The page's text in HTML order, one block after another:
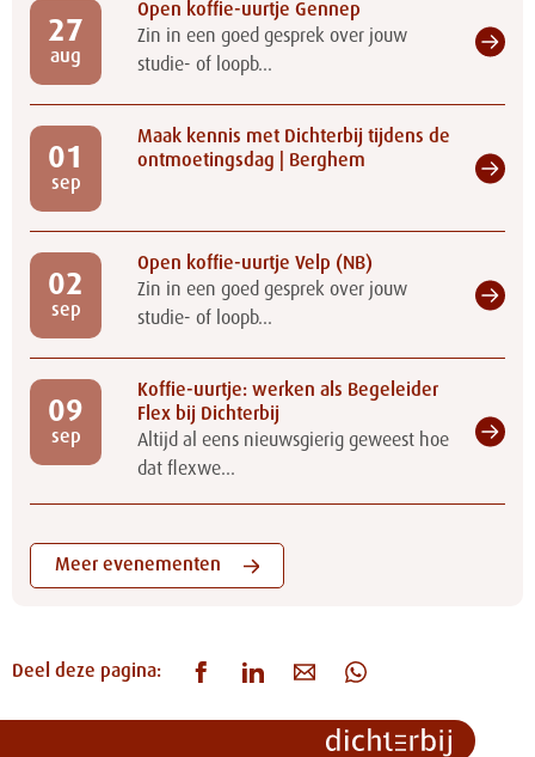
27
aug
Open koffie-uurtje Gennep
Zin in een goed gesprek over jouw
studie- of loopb...
01
sep
Maak kennis met Dichterbij tijdens de
ontmoetingsdag | Berghem
02
sep
Open koffie-uurtje Velp (NB)
Zin in een goed gesprek over jouw
studie- of loopb...
09
sep
Koffie-uurtje: werken als Begeleider
Flex bij Dichterbij
Altijd al eens nieuwsgierig geweest hoe
dat flexwe...
Meer evenementen
Deel deze pagina: